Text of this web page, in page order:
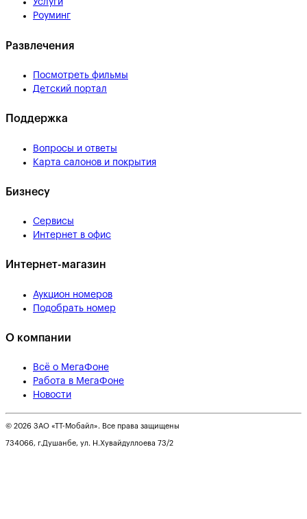
Услуги
Роуминг
Развлечения
Посмотреть фильмы
Детский портал
Поддержка
Вопросы и ответы
Карта салонов и покрытия
Бизнесу
Сервисы
Интернет в офис
Интернет-магазин
Аукцион номеров
Подобрать номер
О компании
Всё о МегаФоне
Работа в МегаФоне
Новости
© 2026 ЗАО «ТТ-Мобайл». Все права защищены
734066, г.Душанбе, ул. Н.Хувайдуллоева 73/2